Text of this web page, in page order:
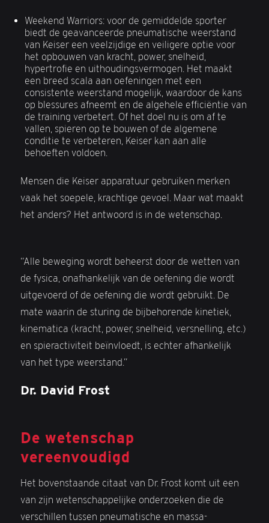
Weekend Warriors: voor de gemiddelde sporter
biedt de geavanceerde pneumatische weerstand
van Keiser een veelzijdige en veiligere optie voor
het opbouwen van kracht, power, snelheid,
hypertrofie en uithoudingsvermogen. Het maakt
een breed scala aan oefeningen met een
consistente weerstand mogelijk, waardoor de kans
op blessures afneemt en de algehele efficiëntie van
de training verbetert. Of het doel nu is om af te
vallen, spieren op te bouwen of de algemene
conditie te verbeteren, Keiser kan aan alle
behoeften voldoen.
Mensen die Keiser apparatuur gebruiken merken
vaak het soepele, krachtige gevoel. Maar wat maakt
het anders? Het antwoord is in de wetenschap.
“Alle beweging wordt beheerst door de wetten van
de fysica, onafhankelijk van de oefening die wordt
uitgevoerd of de oefening die wordt gebruikt. De
mate waarin de sturing de bijbehorende kinetiek,
kinematica (kracht, power, snelheid, versnelling, etc.)
en spieractiviteit beïnvloedt, is echter afhankelijk
van het type weerstand.”
Dr. David Frost
De wetenschap
vereenvoudigd
Het bovenstaande citaat van Dr. Frost komt uit een
van zijn wetenschappelijke onderzoeken die de
verschillen tussen pneumatische en massa-